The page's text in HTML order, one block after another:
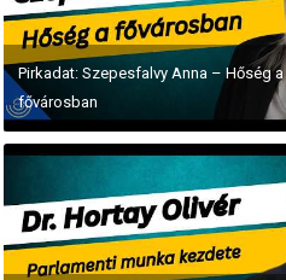
Pirkadat: Szepesfalvy Anna – Hőség a
fővárosban